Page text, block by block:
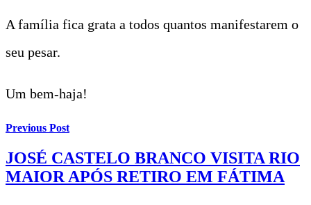
A família fica grata a todos quantos manifestarem o
seu pesar.
Um bem-haja!
Previous Post
JOSÉ CASTELO BRANCO VISITA RIO
MAIOR APÓS RETIRO EM FÁTIMA